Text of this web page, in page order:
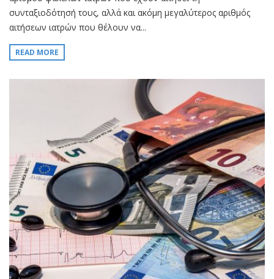
συνταξιοδότησή τους, αλλά και ακόμη μεγαλύτερος αριθμός
αιτήσεων ιατρών που θέλουν να...
READ MORE